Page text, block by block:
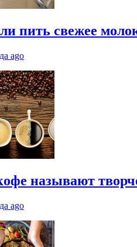
пить свежее
ago
называют
ago